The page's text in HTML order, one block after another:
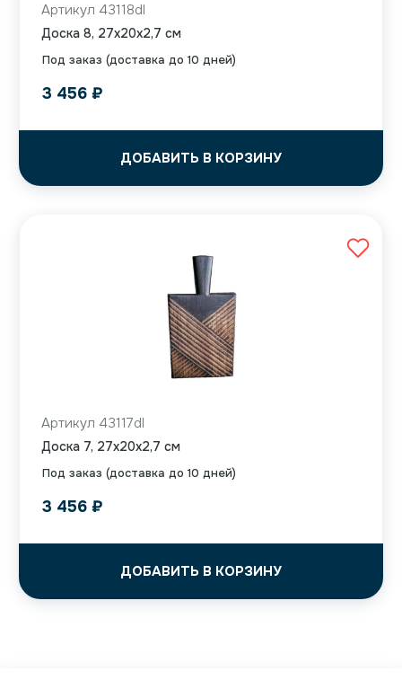
Под заказ (доставка до 10 дней)
Артикул 43118dl
Доска 8, 27x20x2,7 см
3 456 ₽
ДОБАВИТЬ В КОРЗИНУ
Под заказ (доставка до 10 дней)
Артикул 43117dl
Доска 7, 27x20x2,7 см
3 456 ₽
ДОБАВИТЬ В КОРЗИНУ